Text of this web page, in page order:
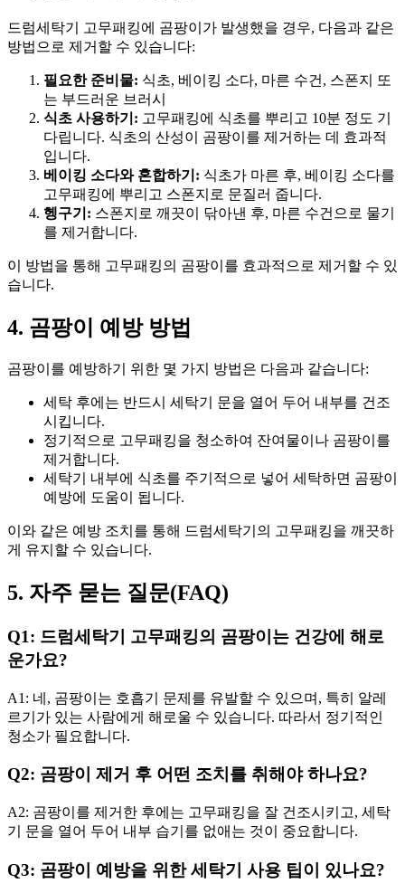
드럼세탁기 고무패킹에 곰팡이가 발생했을 경우, 다음과 같은
방법으로 제거할 수 있습니다:
필요한 준비물: 식초, 베이킹 소다, 마른 수건, 스폰지 또
는 부드러운 브러시
식초 사용하기: 고무패킹에 식초를 뿌리고 10분 정도 기
다립니다. 식초의 산성이 곰팡이를 제거하는 데 효과적
입니다.
베이킹 소다와 혼합하기: 식초가 마른 후, 베이킹 소다를
고무패킹에 뿌리고 스폰지로 문질러 줍니다.
헹구기: 스폰지로 깨끗이 닦아낸 후, 마른 수건으로 물기
를 제거합니다.
이 방법을 통해 고무패킹의 곰팡이를 효과적으로 제거할 수 있
습니다.
4. 곰팡이 예방 방법
곰팡이를 예방하기 위한 몇 가지 방법은 다음과 같습니다:
세탁 후에는 반드시 세탁기 문을 열어 두어 내부를 건조
시킵니다.
정기적으로 고무패킹을 청소하여 잔여물이나 곰팡이를
제거합니다.
세탁기 내부에 식초를 주기적으로 넣어 세탁하면 곰팡이
예방에 도움이 됩니다.
이와 같은 예방 조치를 통해 드럼세탁기의 고무패킹을 깨끗하
게 유지할 수 있습니다.
5. 자주 묻는 질문(FAQ)
Q1: 드럼세탁기 고무패킹의 곰팡이는 건강에 해로
운가요?
A1: 네, 곰팡이는 호흡기 문제를 유발할 수 있으며, 특히 알레
르기가 있는 사람에게 해로울 수 있습니다. 따라서 정기적인
청소가 필요합니다.
Q2: 곰팡이 제거 후 어떤 조치를 취해야 하나요?
A2: 곰팡이를 제거한 후에는 고무패킹을 잘 건조시키고, 세탁
기 문을 열어 두어 내부 습기를 없애는 것이 중요합니다.
Q3: 곰팡이 예방을 위한 세탁기 사용 팁이 있나요?